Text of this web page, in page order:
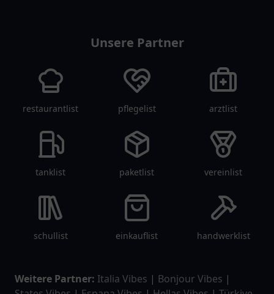
Unsere Partner
restaurantlist pflegelist arztlist
tanklist paketlist vereinlist
schullist einkauflist handwerklist
Weitere Partner: Italia Vibes | Bonjour Vibes |